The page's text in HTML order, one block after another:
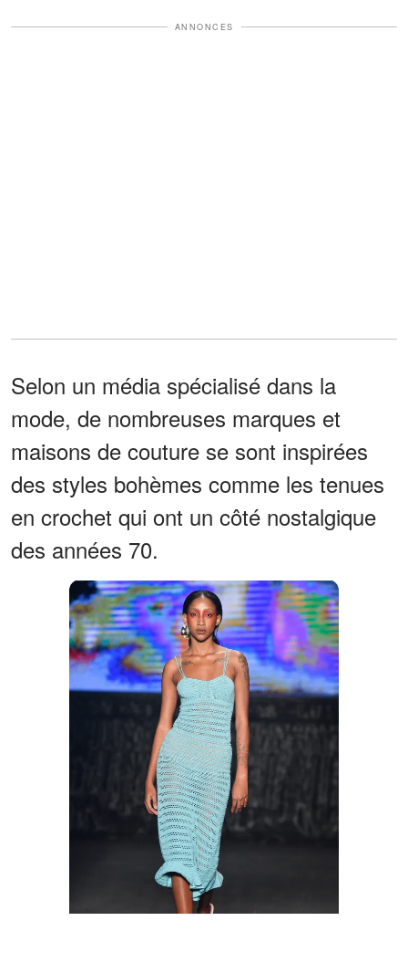
ANNONCES
Selon un média spécialisé dans la
mode, de nombreuses marques et
maisons de couture se sont inspirées
des styles bohèmes comme les tenues
en crochet qui ont un côté nostalgique
des années 70.